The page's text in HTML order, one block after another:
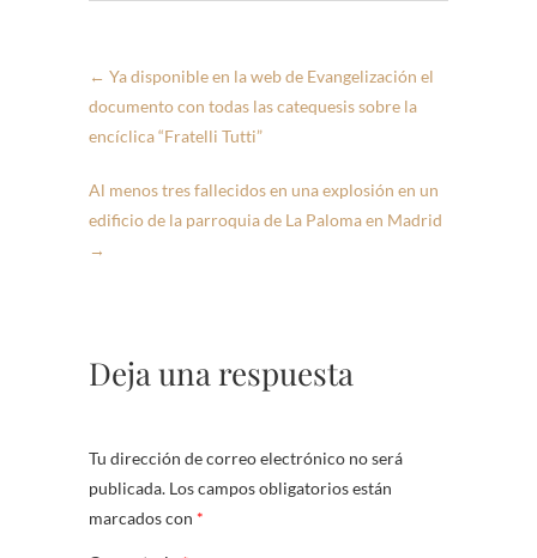
← Ya disponible en la web de Evangelización el
documento con todas las catequesis sobre la
encíclica “Fratelli Tutti”
Al menos tres fallecidos en una explosión en un
edificio de la parroquia de La Paloma en Madrid
→
Deja una respuesta
Tu dirección de correo electrónico no será
publicada. Los campos obligatorios están
marcados con *